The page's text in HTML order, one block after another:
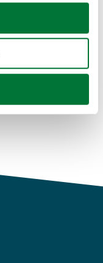
geográfica
activamente
(huellas
se procesan sus
sitio web con
y análisis